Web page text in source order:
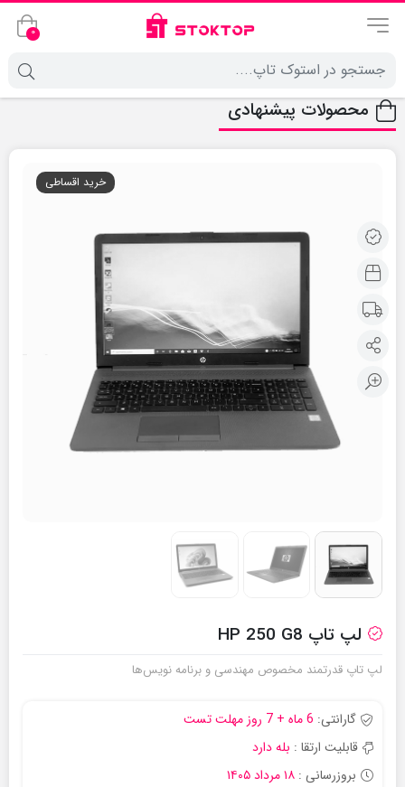
0
محصولات پیشنهادی
خرید اقساطی
لپ تاپ HP 250 G8
لپ تاپ قدرتمند مخصوص مهندسی و برنامه نویس‌ها
گارانتی: 6 ماه + 7 روز مهلت تست
قابلیت ارتقا : بله دارد
بروزرسانی : ۱۸ مرداد ۱۴۰۵